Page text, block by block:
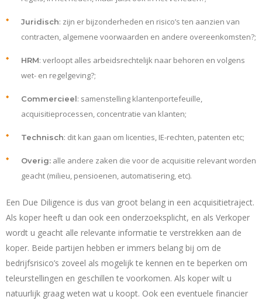
Juridisch: zijn er bijzonderheden en risico’s ten aanzien van
contracten, algemene voorwaarden en andere overeenkomsten?;
HRM: verloopt alles arbeidsrechtelijk naar behoren en volgens
wet- en regelgeving?;
Commercieel: samenstelling klantenportefeuille,
acquisitieprocessen, concentratie van klanten;
Technisch: dit kan gaan om licenties, IE-rechten, patenten etc;
Overig: alle andere zaken die voor de acquisitie relevant worden
geacht (milieu, pensioenen, automatisering, etc).
Een Due Diligence is dus van groot belang in een acquisitietraject.
Als koper heeft u dan ook een onderzoeksplicht, en als Verkoper
wordt u geacht alle relevante informatie te verstrekken aan de
koper. Beide partijen hebben er immers belang bij om de
bedrijfsrisico’s zoveel als mogelijk te kennen en te beperken om
teleurstellingen en geschillen te voorkomen. Als koper wilt u
natuurlijk graag weten wat u koopt. Ook een eventuele financier